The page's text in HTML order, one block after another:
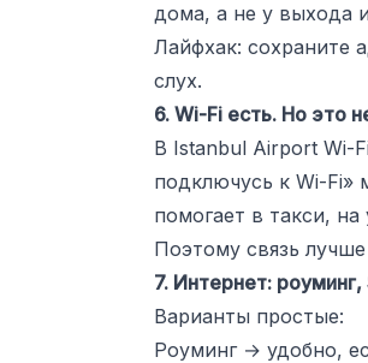
дома, а не у выхода
Лайфхак: сохраните
слух.
6. Wi-Fi есть. Но это
В Istanbul Airport Wi-
подключусь к Wi-Fi»
помогает в такси,
Поэтому связь
7. Интернет: роуминг,
Варианты простые:
Роуминг → удобно,